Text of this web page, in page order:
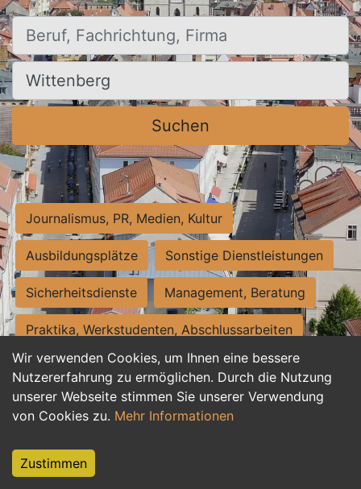
Wir verwenden Cookies, um Ihnen eine bessere
Nutzererfahrung zu ermöglichen. Durch die Nutzung
unserer Webseite stimmen Sie unserer Verwendung
von Cookies zu. Mehr Informationen
Zustimmen
Beruf, Fachrichtung, Firma
Ort, Stadt
Suchen
Journalismus, PR, Medien, Kultur
Ausbildungsplätze Sonstige Dienstleistungen
Sicherheitsdienste Management, Beratung
Praktika, Werkstudenten, Abschlussarbeiten
Personalwesen Assistenz, Sekretariat
Hilfskräfte, Aushilfs- und Nebenjobs
Weiterbildung, Studium, duale Ausbildung